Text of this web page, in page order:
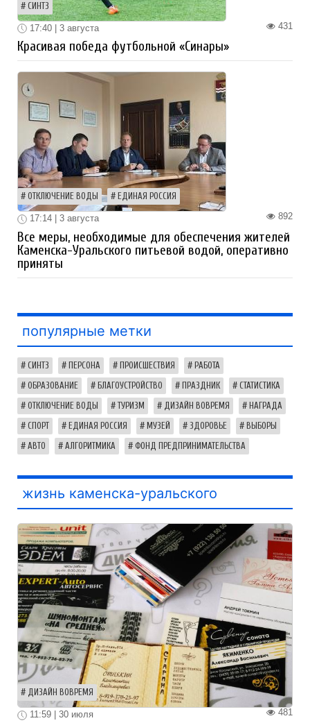
СИНТЗ
431
17:40 | 3 августа
Красивая победа футбольной «Синары»
ОТКЛЮЧЕНИЕ ВОДЫ ЕДИНАЯ РОССИЯ
892
17:14 | 3 августа
Все меры, необходимые для обеспечения жителей
Каменска-Уральского питьевой водой, оперативно
приняты
популярные метки
СИНТЗ ПЕРСОНА ПРОИСШЕСТВИЯ РАБОТА
ОБРАЗОВАНИЕ БЛАГОУСТРОЙСТВО ПРАЗДНИК СТАТИСТИКА
ОТКЛЮЧЕНИЕ ВОДЫ ТУРИЗМ ДИЗАЙН ВОВРЕМЯ НАГРАДА
СПОРТ ЕДИНАЯ РОССИЯ МУЗЕЙ ЗДОРОВЬЕ ВЫБОРЫ
АВТО АЛГОРИТМИКА ФОНД ПРЕДПРИНИМАТЕЛЬСТВА
жизнь каменска-уральского
ДИЗАЙН ВОВРЕМЯ
481
11:59 | 30 июля